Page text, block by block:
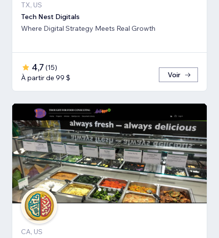
TX, US
Tech Nest Digitals
Where Digital Strategy Meets Real Growth
4,7 (15)
À partir de 99 $
Voir
CA, US